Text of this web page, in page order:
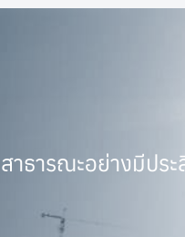
าธารณะอย่างมีป